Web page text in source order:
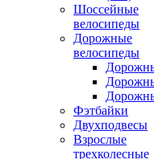
Шоссейные
велосипеды
Дорожные
велосипеды
Фэтбайки
Двухподвесы
Взрослые
трехколесные